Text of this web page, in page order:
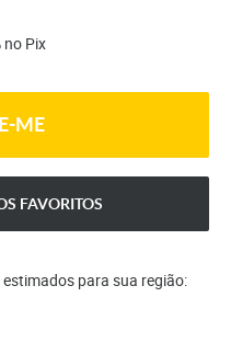
no Pix
ME
FAVORITOS
para sua região: